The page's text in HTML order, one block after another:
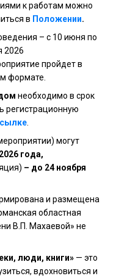
к работам можно
в Положении.
– с 10 июня по
2026
пройдет в
формате.
необходимо в срок
регистрационную
могут
года,
– до 24 ноября
и размещена
областная
В.П. Махаевой» не
люди, книги» — это
вдохновиться и